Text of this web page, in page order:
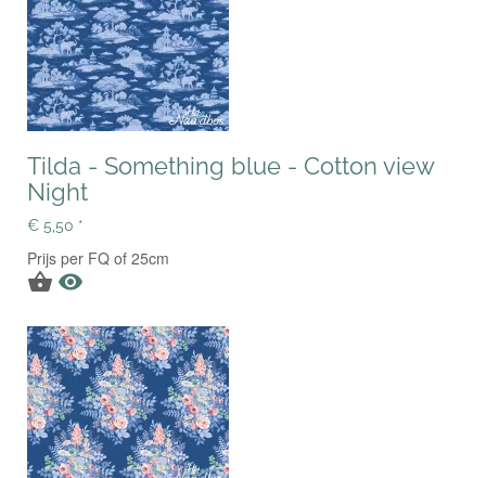
Tilda - Something blue - Cotton view
Night
€ 5,50 *
Prijs per FQ of 25cm
 